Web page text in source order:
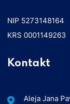
NIP 5273148164
KRS 0001149263
Kontakt
Aleja Jana